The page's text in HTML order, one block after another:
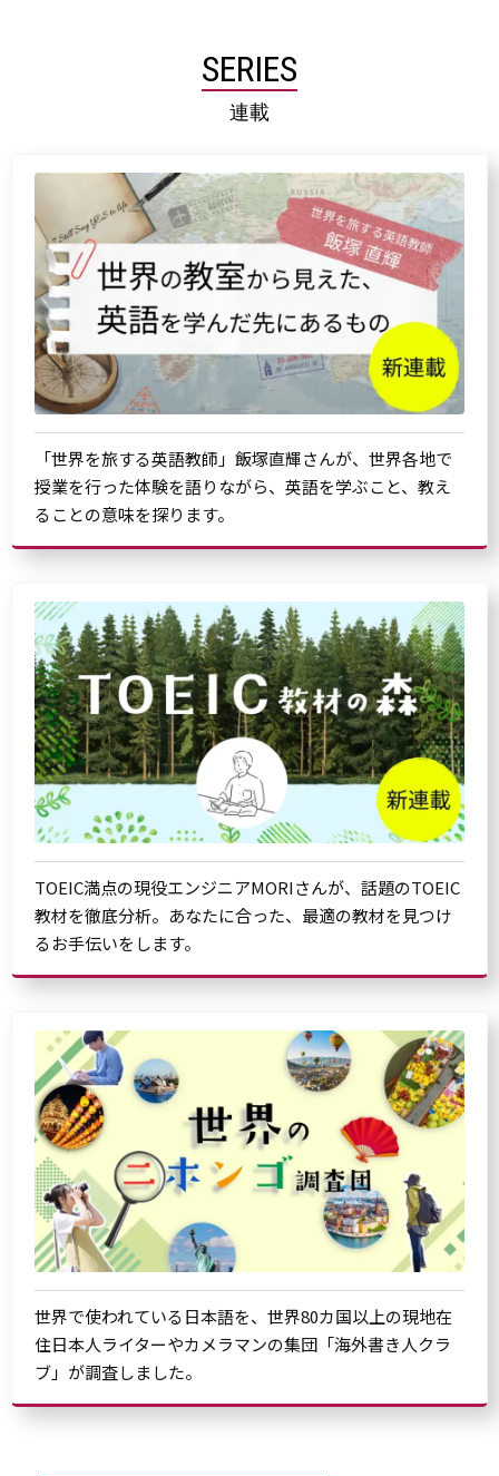
SERIES
連載
「世界を旅する英語教師」飯塚直輝さんが、世界各地で
授業を行った体験を語りながら、英語を学ぶこと、教え
ることの意味を探ります。
TOEIC満点の現役エンジニアMORIさんが、話題のTOEIC
教材を徹底分析。あなたに合った、最適の教材を見つけ
るお手伝いをします。
世界で使われている日本語を、世界80カ国以上の現地在
住日本人ライターやカメラマンの集団「海外書き人クラ
ブ」が調査しました。